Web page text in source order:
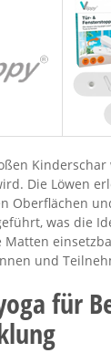
Die Löwen
Oberflächen
was die
und
für